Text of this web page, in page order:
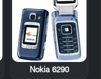
Nokia 6290